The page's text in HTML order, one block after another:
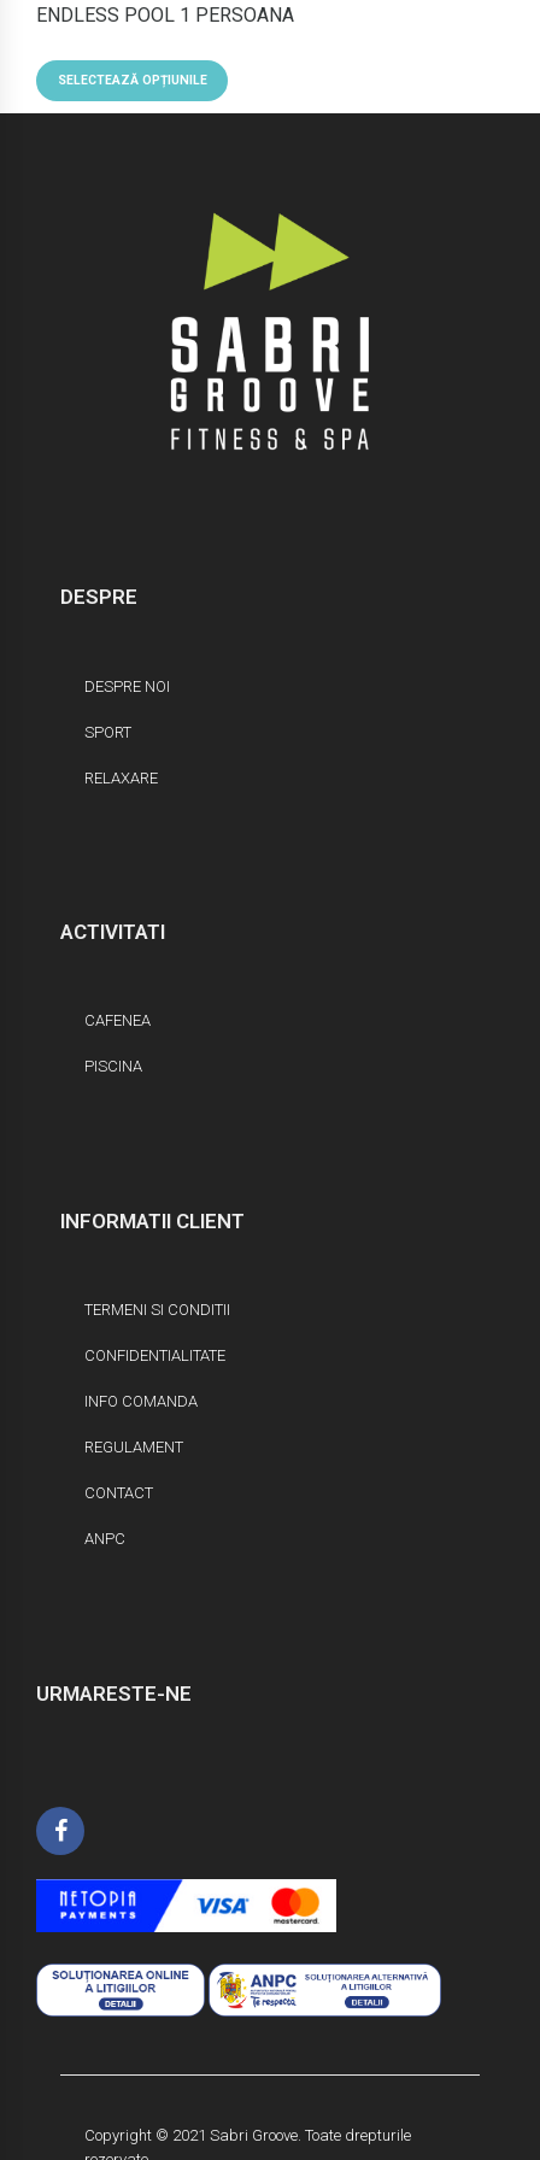
ENDLESS POOL 1 PERSOANA
SELECTEAZĂ OPȚIUNILE
DESPRE
DESPRE NOI
SPORT
RELAXARE
ACTIVITATI
CAFENEA
PISCINA
INFORMATII CLIENT
TERMENI SI CONDITII
CONFIDENTIALITATE
INFO COMANDA
REGULAMENT
CONTACT
ANPC
URMARESTE-NE
Copyright © 2021 Sabri Groove. Toate drepturile